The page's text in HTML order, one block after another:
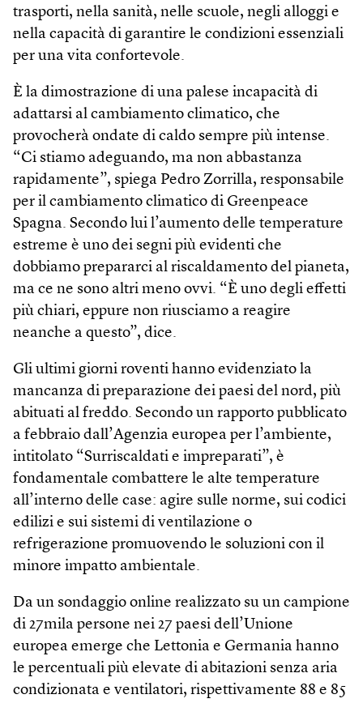
trasporti, nella sanità, nelle scuole, negli alloggi e
nella capacità di garantire le condizioni essenziali
per una vita confortevole.
È la dimostrazione di una palese incapacità di
adattarsi al cambiamento climatico, che
provocherà ondate di caldo sempre più intense.
“Ci stiamo adeguando, ma non abbastanza
rapidamente”, spiega Pedro Zorrilla, responsabile
per il cambiamento climatico di Greenpeace
Spagna. Secondo lui l’aumento delle temperature
estreme è uno dei segni più evidenti che
dobbiamo prepararci al riscaldamento del pianeta,
ma ce ne sono altri meno ovvi. “È uno degli effetti
più chiari, eppure non riusciamo a reagire
neanche a questo”, dice.
Gli ultimi giorni roventi hanno evidenziato la
mancanza di preparazione dei paesi del nord, più
abituati al freddo. Secondo un rapporto pubblicato
a febbraio dall’Agenzia europea per l’ambiente,
intitolato “Surriscaldati e impreparati”, è
fondamentale combattere le alte temperature
all’interno delle case: agire sulle norme, sui codici
edilizi e sui sistemi di ventilazione o
refrigerazione promuovendo le soluzioni con il
minore impatto ambientale.
Da un sondaggio online realizzato su un campione
di 27mila persone nei 27 paesi dell’Unione
europea emerge che Lettonia e Germania hanno
le percentuali più elevate di abitazioni senza aria
condizionata e ventilatori, rispettivamente 88 e 85